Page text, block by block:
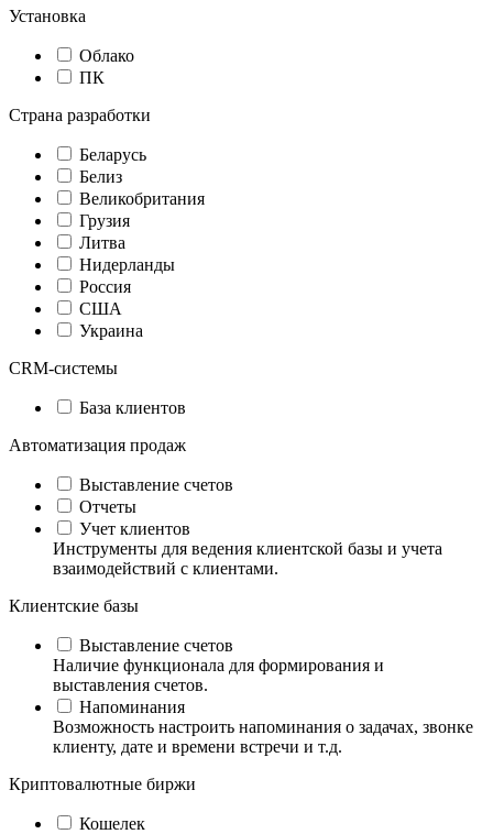
Установка
Облако
ПК
Страна разработки
Беларусь
Белиз
Великобритания
Грузия
Литва
Нидерланды
Россия
США
Украина
CRM-системы
База клиентов
Автоматизация продаж
Выставление счетов
Отчеты
Учет клиентов
Инструменты для ведения клиентской базы и учета
взаимодействий с клиентами.
Клиентские базы
Выставление счетов
Наличие функционала для формирования и
выставления счетов.
Напоминания
Возможность настроить напоминания о задачах, звонке
клиенту, дате и времени встречи и т.д.
Криптовалютные биржи
Кошелек